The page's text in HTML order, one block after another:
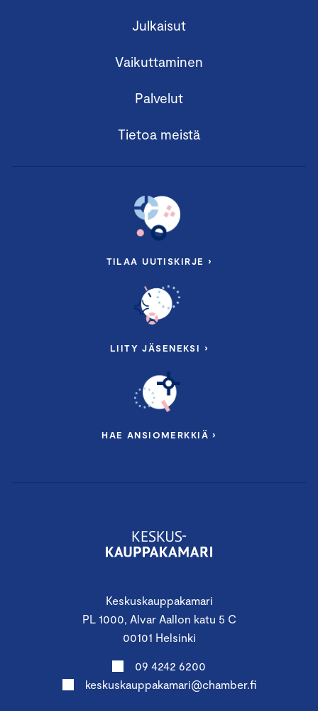
Keskuskauppakamari
PL 1000, Alvar Aallon katu 5 C
00101 Helsinki
09 4242 6200
keskuskauppakamari@chamber.fi
Julkaisut
Vaikuttaminen
Palvelut
Tietoa meistä
TILAA UUTISKIRJE ›
LIITY JÄSENEKSI ›
HAE ANSIOMERKKIÄ ›